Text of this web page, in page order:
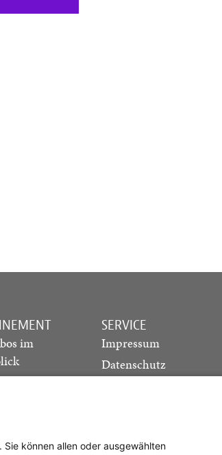
im
Abo
SERVICE
Impressum
Datenschutz
können allen oder ausgewählten